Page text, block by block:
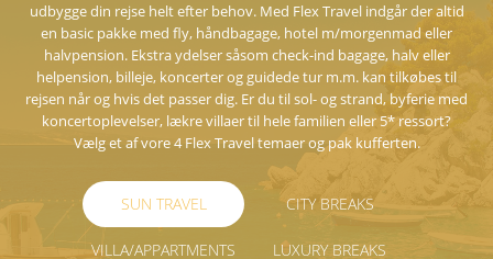
udbygge din rejse helt efter behov. Med Flex Travel indgår der altid
en basic pakke med fly, håndbagage, hotel m/morgenmad eller
halvpension. Ekstra ydelser såsom check-ind bagage, halv eller
helpension, billeje, koncerter og guidede tur m.m. kan tilkøbes til
rejsen når og hvis det passer dig. Er du til sol- og strand, byferie med
koncertoplevelser, lækre villaer til hele familien eller 5* ressort?
Vælg et af vore 4 Flex Travel temaer og pak kufferten.
SUN TRAVEL CITY BREAKS
VILLA/APPARTMENTS LUXURY BREAKS